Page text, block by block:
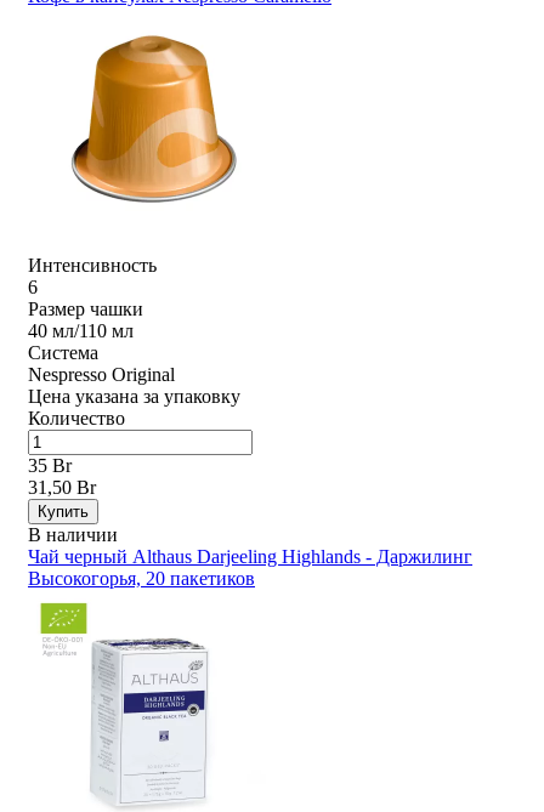
Интенсивность
6
Размер чашки
40 мл/110 мл
Система
Nespresso Original
Цена указана за упаковку
Количество
35 Br
31,50 Br
Купить
В наличии
Чай черный Althaus Darjeeling Highlands - Даржилинг
Высокогорья, 20 пакетиков